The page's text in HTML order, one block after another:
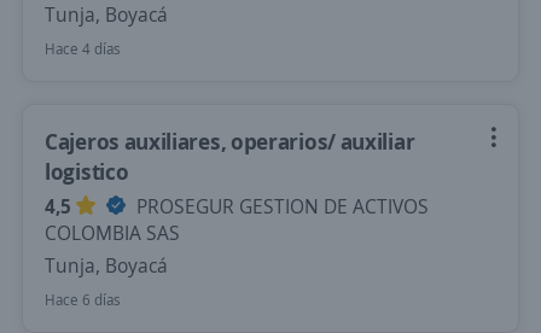
Tunja, Boyacá
Hace 4 días
Cajeros auxiliares, operarios/ auxiliar
logistico
4,5
PROSEGUR GESTION DE ACTIVOS
COLOMBIA SAS
Tunja, Boyacá
Hace 6 días